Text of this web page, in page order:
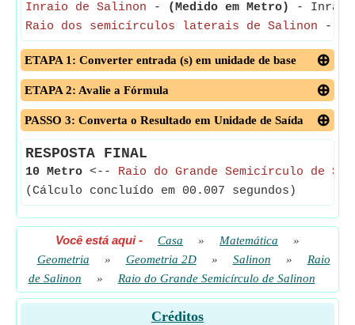
Inraio de Salinon - (Medido em Metro)
-
Raio dos semicírculos laterais de Salinon -
ETAPA 1: Converter entrada (s) em unidade de base
ETAPA 2: Avalie a Fórmula
PASSO 3: Converta o Resultado em Unidade de Saída
RESPOSTA FINAL
10 Metro <-- Raio do Grande Semicírculo de
(Cálculo concluído em 00.007 segundos)
Você está aqui- Casa » Matemática
»
Geometria
» Geometria 2D » Salinon »
Raio
de Salinon
» Raio do Grande Semicírculo de Salinon
Créditos